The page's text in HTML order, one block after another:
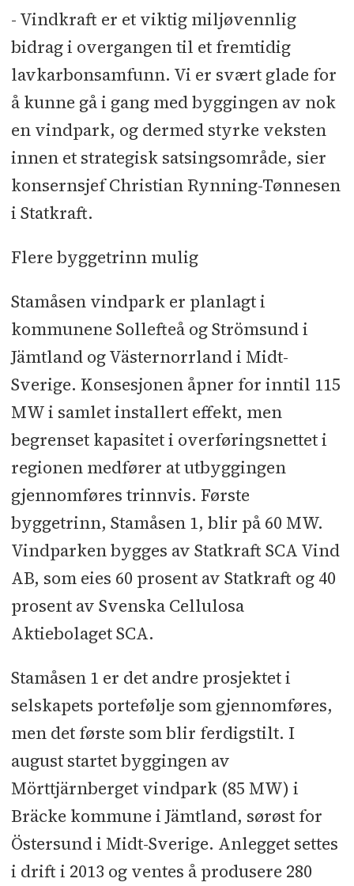
Gjennom kvartalet ble
ressurssituasjonen i Norden bedret
betraktelig som en følge av mye
nedbør, sier konsernsjef Christian
Rynning-Tønnesen.
Samlet for årets seks første måneder
endte underliggende EBITDA på 6072
millioner kroner mot 7645 millioner
Resultatet etter skatt ble 1880
millioner kroner sammenlignet med
5596 millioner kroner i samme
periode i fjor.
- Statkraft tok i andre kvartal viktige
skritt i gjennomføringen av vår nye
strategi. Selskapet inngikk mange
nye kraftavtaler med norsk industri,
tok investeringsbeslutninger i
vindkraftprosjekter i Sverige og
Skottland, og foretok oppkjøp i Brasil
gjennom SN Power, sier Rynning-
Tønnesen.
Konsernets konsoliderte
kraftproduksjon for andre kvartal
var på 10,1 TWh, sammenlignet med
10,5 TWh i samme periode i fjor. For
årets 6 første måneder var
produksjonen 24,8 TWh mot 28,8
TWh i 2010. Nedgangen i
produksjonen skyldes i hovedsak
nedgang innen vannkraft.
Ressurssituasjonen bedret seg
- Vindkraft er et viktig miljøvennlig
bidrag i overgangen til et fremtidig
lavkarbonsamfunn. Vi er svært glade for
å kunne gå i gang med byggingen av nok
en vindpark, og dermed styrke veksten
innen et strategisk satsingsområde, sier
konsernsjef Christian Rynning-Tønnesen
i Statkraft.
Flere byggetrinn mulig
Stamåsen vindpark er planlagt i
kommunene Sollefteå og Strömsund i
Jämtland og Västernorrland i Midt-
Sverige. Konsesjonen åpner for inntil 115
MW i samlet installert effekt, men
begrenset kapasitet i overføringsnettet i
regionen medfører at utbyggingen
gjennomføres trinnvis. Første
byggetrinn, Stamåsen 1, blir på 60 MW.
Vindparken bygges av Statkraft SCA Vind
AB, som eies 60 prosent av Statkraft og 40
prosent av Svenska Cellulosa
Aktiebolaget SCA.
Stamåsen 1 er det andre prosjektet i
selskapets portefølje som gjennomføres,
men det første som blir ferdigstilt. I
august startet byggingen av
Mörttjärnberget vindpark (85 MW) i
Bräcke kommune i Jämtland, sørøst for
Östersund i Midt-Sverige. Anlegget settes
i drift i 2013 og ventes å produsere 280